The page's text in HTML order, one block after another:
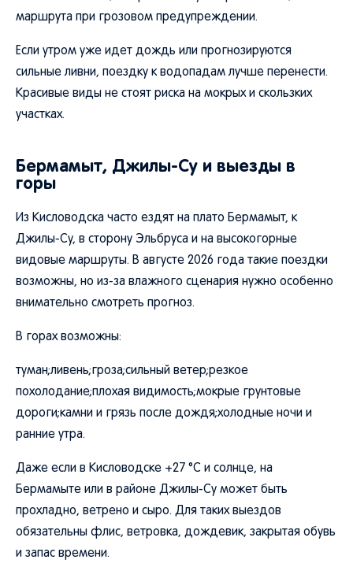
маршрута при грозовом предупреждении.
Если утром уже идет дождь или прогнозируются
сильные ливни, поездку к водопадам лучше перенести.
Красивые виды не стоят риска на мокрых и скользких
участках.
Бермамыт, Джилы-Су и выезды в
горы
Из Кисловодска часто ездят на плато Бермамыт, к
Джилы-Су, в сторону Эльбруса и на высокогорные
видовые маршруты. В августе 2026 года такие поездки
возможны, но из-за влажного сценария нужно особенно
внимательно смотреть прогноз.
В горах возможны:
туман;ливень;гроза;сильный ветер;резкое
похолодание;плохая видимость;мокрые грунтовые
дороги;камни и грязь после дождя;холодные ночи и
ранние утра.
Даже если в Кисловодске +27 °C и солнце, на
Бермамыте или в районе Джилы-Су может быть
прохладно, ветрено и сыро. Для таких выездов
обязательны флис, ветровка, дождевик, закрытая обувь
и запас времени.